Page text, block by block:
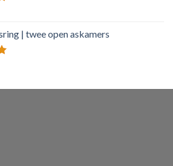
| twee open askamers